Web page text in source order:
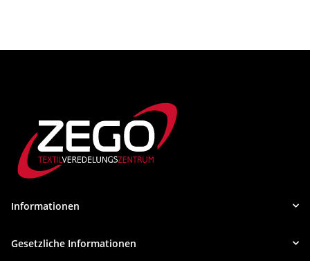
Informationen
Gesetzliche Informationen